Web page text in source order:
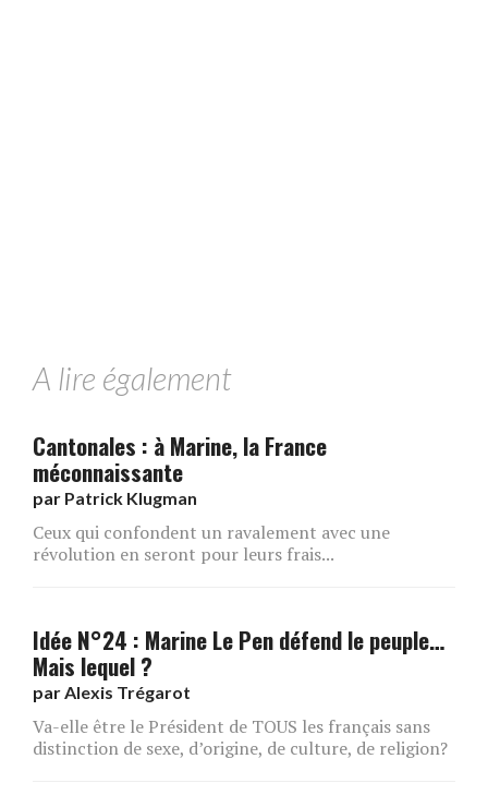
A lire également
Cantonales : à Marine, la France
méconnaissante
par Patrick Klugman
Ceux qui confondent un ravalement avec une
révolution en seront pour leurs frais...
Idée N°24 : Marine Le Pen défend le peuple…
Mais lequel ?
par Alexis Trégarot
Va-elle être le Président de TOUS les français sans
distinction de sexe, d’origine, de culture, de religion?